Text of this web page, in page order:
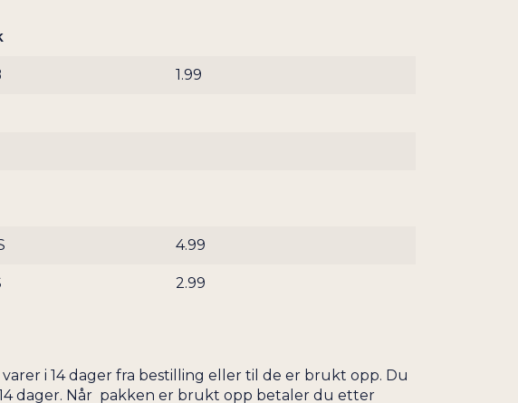
1.99
4.99
2.99
i 14 dager fra bestilling eller til de er brukt opp. Du
dager. Når pakken er brukt opp betaler du etter